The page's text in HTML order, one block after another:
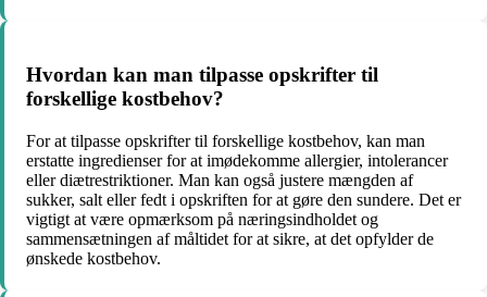
Hvordan kan man tilpasse opskrifter til
forskellige kostbehov?
For at tilpasse opskrifter til forskellige kostbehov, kan man
erstatte ingredienser for at imødekomme allergier, intolerancer
eller diætrestriktioner. Man kan også justere mængden af
sukker, salt eller fedt i opskriften for at gøre den sundere. Det er
vigtigt at være opmærksom på næringsindholdet og
sammensætningen af måltidet for at sikre, at det opfylder de
ønskede kostbehov.